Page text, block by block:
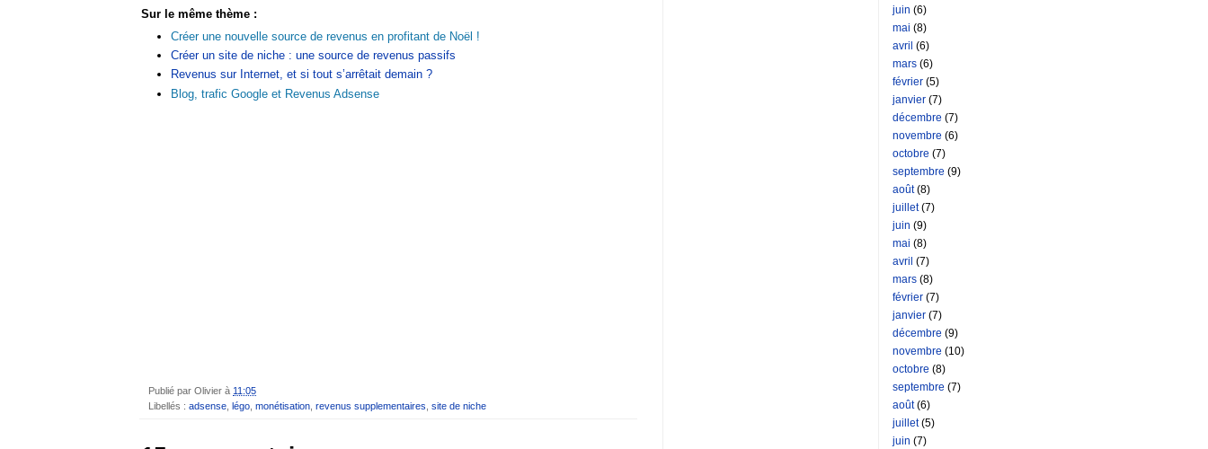
Sur le même thème :
Créer une nouvelle source de revenus en profitant de Noël !
Créer un site de niche : une source de revenus passifs
Revenus sur Internet, et si tout s’arrêtait demain ?
Blog, trafic Google et Revenus Adsense
Publié par Olivier à 11:05
Libellés : adsense légo monétisation revenus supplementaires site de niche
juin (6)
mai (8)
avril (6)
mars (6)
février (5)
janvier (7)
décembre (7)
novembre (6)
octobre (7)
septembre (9)
août(8)
juillet(7)
juin (9)
mai (8)
avril (7)
mars (8)
février (7)
janvier (7)
décembre (9)
novembre (10)
octobre (8)
septembre (7)
août(6)
juillet(5)
juin (7)